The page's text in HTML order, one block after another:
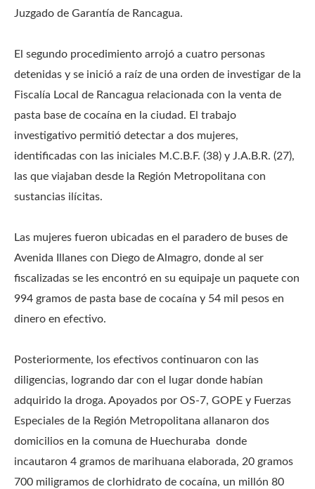
Juzgado de Garantía de Rancagua.
El segundo procedimiento arrojó a cuatro personas
detenidas y se inició a raíz de una orden de investigar de la
Fiscalía Local de Rancagua relacionada con la venta de
pasta base de cocaína en la ciudad. El trabajo
investigativo permitió detectar a dos mujeres,
identificadas con las iniciales M.C.B.F. (38) y J.A.B.R. (27),
las que viajaban desde la Región Metropolitana con
sustancias ilícitas.
Las mujeres fueron ubicadas en el paradero de buses de
Avenida Illanes con Diego de Almagro, donde al ser
fiscalizadas se les encontró en su equipaje un paquete con
994 gramos de pasta base de cocaína y 54 mil pesos en
dinero en efectivo.
Posteriormente, los efectivos continuaron con las
diligencias, logrando dar con el lugar donde habían
adquirido la droga. Apoyados por OS-7, GOPE y Fuerzas
Especiales de la Región Metropolitana allanaron dos
domicilios en la comuna de Huechuraba donde
incautaron 4 gramos de marihuana elaborada, 20 gramos
700 miligramos de clorhidrato de cocaína, un millón 80